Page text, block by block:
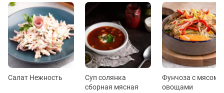
Салат Нежность
Суп солянка
сборная мясная
Фунчоза с мясом и
овощами